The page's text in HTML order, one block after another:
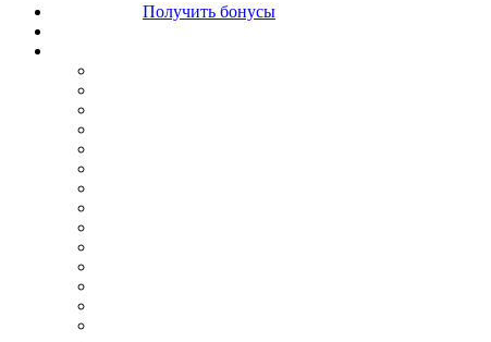
Получить бонусы